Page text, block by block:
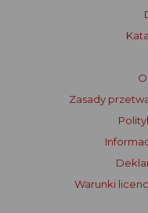
Zasady
Warunki